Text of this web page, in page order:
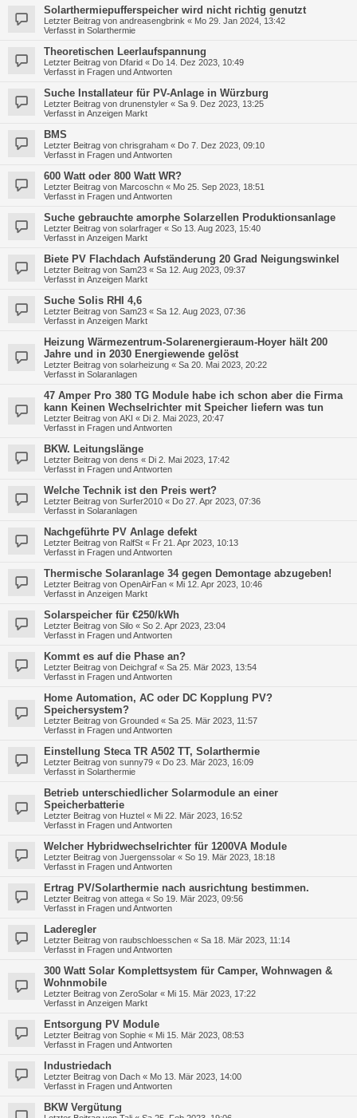
Solarthermiepufferspeicher wird nicht richtig genutzt
Letzter Beitrag von andreasengbrink « Mo 29. Jan 2024, 13:42
Verfasst in Solarthermie
Theoretischen Leerlaufspannung
Letzter Beitrag von Dfarid « Do 14. Dez 2023, 10:49
Verfasst in Fragen und Antworten
Suche Installateur für PV-Anlage in Würzburg
Letzter Beitrag von drunenstyler « Sa 9. Dez 2023, 13:25
Verfasst in Anzeigen Markt
BMS
Letzter Beitrag von chrisgraham « Do 7. Dez 2023, 09:10
Verfasst in Fragen und Antworten
600 Watt oder 800 Watt WR?
Letzter Beitrag von Marcoschn « Mo 25. Sep 2023, 18:51
Verfasst in Fragen und Antworten
Suche gebrauchte amorphe Solarzellen Produktionsanlage
Letzter Beitrag von solarfrager « So 13. Aug 2023, 15:40
Verfasst in Anzeigen Markt
Biete PV Flachdach Aufständerung 20 Grad Neigungswinkel
Letzter Beitrag von Sam23 « Sa 12. Aug 2023, 09:37
Verfasst in Anzeigen Markt
Suche Solis RHI 4,6
Letzter Beitrag von Sam23 « Sa 12. Aug 2023, 07:36
Verfasst in Anzeigen Markt
Heizung Wärmezentrum-Solarenergieraum-Hoyer hält 200
Jahre und in 2030 Energiewende gelöst
Letzter Beitrag von solarheizung « Sa 20. Mai 2023, 20:22
Verfasst in Solaranlagen
47 Amper Pro 380 TG Module habe ich schon aber die Firma
kann Keinen Wechselrichter mit Speicher liefern was tun
Letzter Beitrag von AKI « Di 2. Mai 2023, 20:47
Verfasst in Fragen und Antworten
BKW. Leitungslänge
Letzter Beitrag von dens « Di 2. Mai 2023, 17:42
Verfasst in Fragen und Antworten
Welche Technik ist den Preis wert?
Letzter Beitrag von Surfer2010 « Do 27. Apr 2023, 07:36
Verfasst in Solaranlagen
Nachgeführte PV Anlage defekt
Letzter Beitrag von RalfSt « Fr 21. Apr 2023, 10:13
Verfasst in Fragen und Antworten
Thermische Solaranlage 34 gegen Demontage abzugeben!
Letzter Beitrag von OpenAirFan « Mi 12. Apr 2023, 10:46
Verfasst in Anzeigen Markt
Solarspeicher für €250/kWh
Letzter Beitrag von Silo « So 2. Apr 2023, 23:04
Verfasst in Fragen und Antworten
Kommt es auf die Phase an?
Letzter Beitrag von Deichgraf « Sa 25. Mär 2023, 13:54
Verfasst in Fragen und Antworten
Home Automation, AC oder DC Kopplung PV?
Speichersystem?
Letzter Beitrag von Grounded « Sa 25. Mär 2023, 11:57
Verfasst in Fragen und Antworten
Einstellung Steca TR A502 TT, Solarthermie
Letzter Beitrag von sunny79 « Do 23. Mär 2023, 16:09
Verfasst in Solarthermie
Betrieb unterschiedlicher Solarmodule an einer
Speicherbatterie
Letzter Beitrag von Huztel « Mi 22. Mär 2023, 16:52
Verfasst in Fragen und Antworten
Welcher Hybridwechselrichter für 1200VA Module
Letzter Beitrag von Juergenssolar « So 19. Mär 2023, 18:18
Verfasst in Fragen und Antworten
Ertrag PV/Solarthermie nach ausrichtung bestimmen.
Letzter Beitrag von attega « So 19. Mär 2023, 09:56
Verfasst in Fragen und Antworten
Laderegler
Letzter Beitrag von raubschloesschen « Sa 18. Mär 2023, 11:14
Verfasst in Fragen und Antworten
300 Watt Solar Komplettsystem für Camper, Wohnwagen &
Wohnmobile
Letzter Beitrag von ZeroSolar « Mi 15. Mär 2023, 17:22
Verfasst in Anzeigen Markt
Entsorgung PV Module
Letzter Beitrag von Sophie « Mi 15. Mär 2023, 08:53
Verfasst in Fragen und Antworten
Industriedach
Letzter Beitrag von Dach « Mo 13. Mär 2023, 14:00
Verfasst in Fragen und Antworten
BKW Vergütung